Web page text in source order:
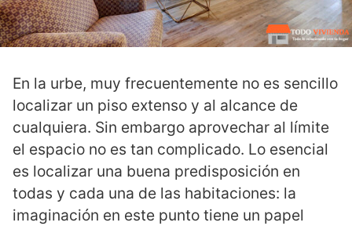
En la urbe, muy frecuentemente no es sencillo
localizar un piso extenso y al alcance de
cualquiera. Sin embargo aprovechar al límite
el espacio no es tan complicado. Lo esencial
es localizar una buena predisposición en
todas y cada una de las habitaciones: la
imaginación en este punto tiene un papel